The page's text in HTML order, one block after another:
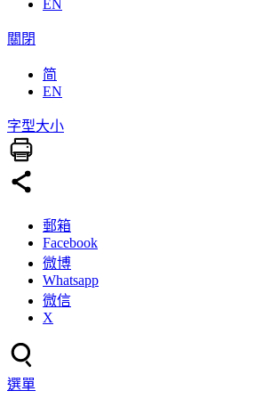
EN
關閉
简
EN
字型大小
郵箱
Facebook
微博
Whatsapp
微信
X
選單